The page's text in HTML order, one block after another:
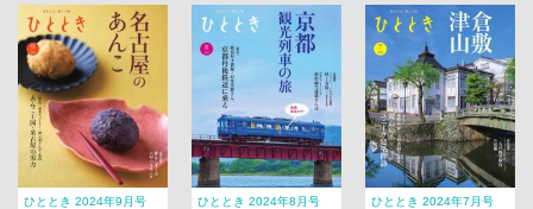
ひととき 2024年9月号 ひととき 2024年8月号 ひととき 2024年7月号